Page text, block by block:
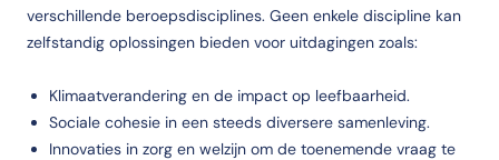
verschillende beroepsdisciplines. Geen enkele discipline kan
zelfstandig oplossingen bieden voor uitdagingen zoals:
Klimaatverandering en de impact op leefbaarheid.
Sociale cohesie in een steeds diversere samenleving.
Innovaties in zorg en welzijn om de toenemende vraag te